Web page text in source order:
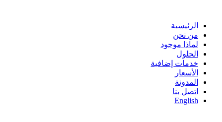
content الرئيسية
من نحن
لماذا موجود
الحلول
خدمات إضافية
الأسعار
المدونة
اتصل بنا
English